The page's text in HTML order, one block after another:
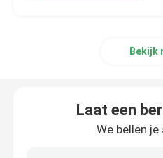
OLIECARTERpakking
Bekijk
Laat een
We bellen